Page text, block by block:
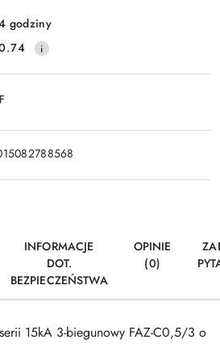
Wyślij
godziny
INFORMACJE
DOT.
BEZPIECZEŃSTWA
OPINIE
(0)
15kA 3-biegunowy FAZ-C0,5/3 o